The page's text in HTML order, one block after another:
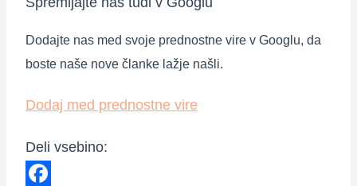
Dodajte nas med svoje prednostne vire v Googlu, da
boste naše nove članke lažje našli.
Dodaj med prednostne vire
Deli vsebino: